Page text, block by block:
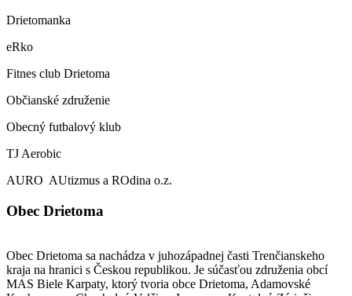
Drietomanka
eRko
Fitnes club Drietoma
Občianské združenie
Obecný futbalový klub
TJ Aerobic
AURO AUtizmus a ROdina o.z.
Obec Drietoma
Obec Drietoma sa nachádza v juhozápadnej časti Trenčianskeho
kraja na hranici s Českou republikou. Je súčasťou združenia obcí
MAS Biele Karpaty, ktorý tvoria obce Drietoma, Adamovské